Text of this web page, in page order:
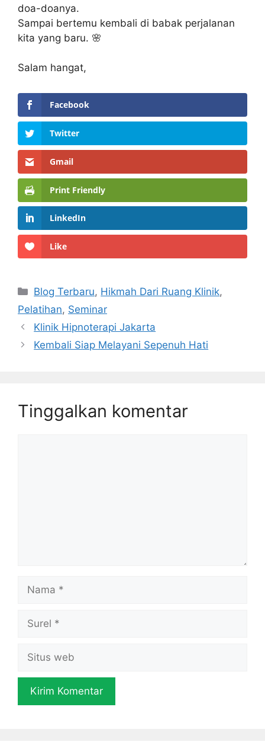
doa-doanya.
Sampai bertemu kembali di babak perjalanan
kita yang baru. 🌸
Salam hangat,
Facebook
Twitter
Gmail
Print Friendly
LinkedIn
Like
Kategori
Blog Terbaru, Hikmah Dari Ruang Klinik,
Pelatihan, Seminar
Klinik Hipnoterapi Jakarta
Kembali Siap Melayani Sepenuh Hati
Tinggalkan komentar
Nama
Surel
Situs
web